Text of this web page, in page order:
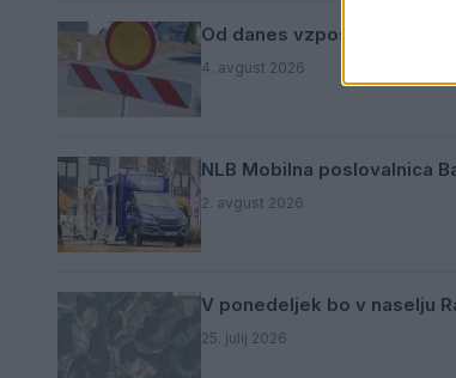
Od danes vzpostavljena
4. avgust 2026
NLB Mobilna poslovalnica
2. avgust 2026
V ponedeljek bo v naselju
25. julij 2026